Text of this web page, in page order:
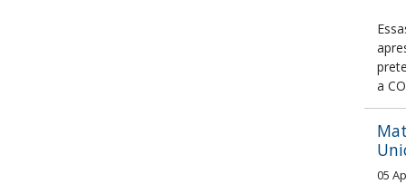
a
05